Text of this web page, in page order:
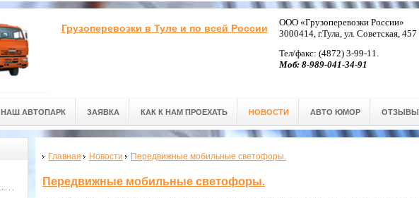
Грузоперевозки в Туле и по всей России
ООО «Грузоперевозки России»
3000414, г.Тула, ул. Советская, 457
Тел/факс: (4872) 3-99-11.
Моб: 8-989-041-34-91
НАШ АВТОПАРК ЗАЯВКА КАК К НАМ ПРОЕХАТЬ НОВОСТИ АВТО ЮМОР ОТЗЫВЫ
Главная Новости Передвижные мобильные светофоры.
Передвижные мобильные светофоры.